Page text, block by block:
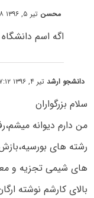
محسن تیر ۵, ۱۳۹۶ at ۸:۳۸ ق٫ظ
اگه اسم
دانشجو ارشدتیر ۴, ۱۳۹۶ at ۷:۱۲ ب٫ظ
سلام بزرگواران
من دارم دیوانه
رشته های
های شیمی تجزیه و
بالای کارشم نوشته